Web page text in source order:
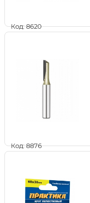
Код: 8620
Код: 8876